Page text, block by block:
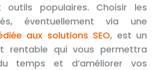
outils populaires. Choisir les
éventuellement via une
aux solutions SEO, est un
rentable qui vous permettra
temps et d’améliorer vos